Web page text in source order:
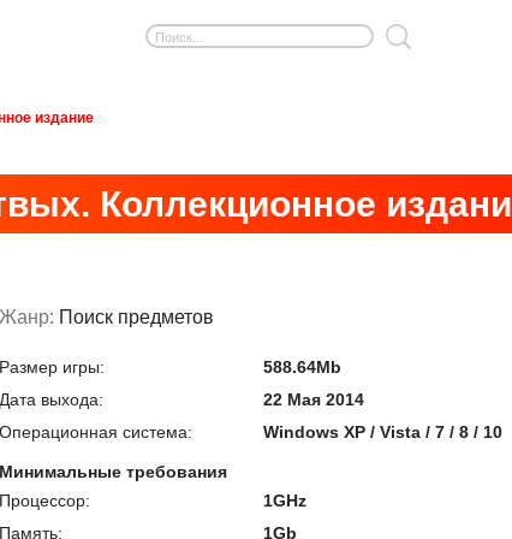
издание
Коллекционное
Жанр: Поиск предметов
Размер игры:
588.64Mb
Дата выхода:
22 Мая 2014
Операционная система:
Windows XP / Vista / 7 / 8 / 10
Минимальные требования
Процессор:
1GHz
Память:
1Gb